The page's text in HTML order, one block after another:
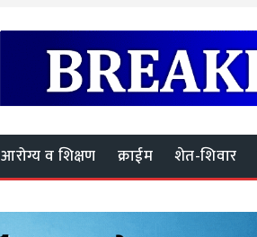
आरोग्य व शिक्षण क्राईम शेत-शिवार